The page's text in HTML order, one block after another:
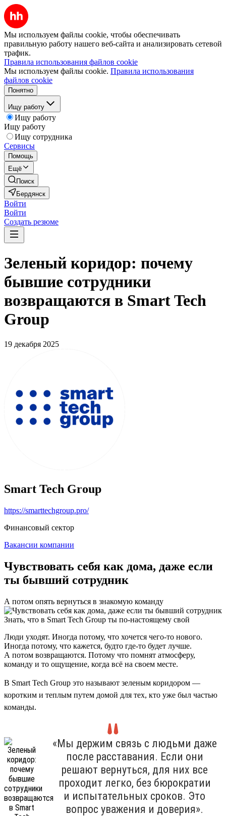
Мы используем файлы cookie, чтобы обеспечивать
правильную работу нашего веб-сайта и анализировать сетевой
трафик.
Правила использования файлов cookie
Мы используем файлы cookie. Правила использования
файлов cookie
Понятно
Ищу работу
Ищу работу
Ищу работу
Ищу сотрудника
Сервисы
Помощь
Ещё
Поиск
Бердянск
Войти
Войти
Создать резюме
Зеленый коридор: почему
бывшие сотрудники
возвращаются в Smart Tech
Group
19 декабря 2025
Smart Tech Group
https://smarttechgroup.pro/
Финансовый сектор
Вакансии компании
Чувствовать себя как дома, даже если
ты бывший сотрудник
А потом опять вернуться в знакомую команду
Знать, что в Smart Tech Group ты по-настоящему свой
Люди уходят. Иногда потому, что хочется чего-то нового.
Иногда потому, что кажется, будто где-то будет лучше.
А потом возвращаются. Потому что помнят атмосферу,
команду и то ощущение, когда всё на своем месте.
В Smart Tech Group это называют зеленым коридором —
коротким и теплым путем домой для тех, кто уже был частью
команды.
«Мы держим связь с людьми даже
после расставания. Если они
решают вернуться, для них все
проходит легко, без бюрократии
и испытательных сроков. Это
вопрос уважения и доверия».